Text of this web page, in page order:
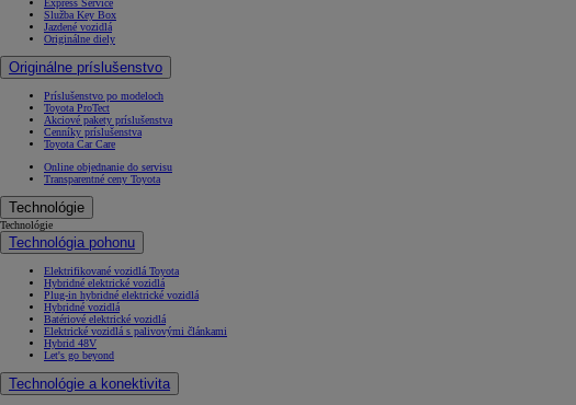
Express Service
Služba Key Box
Jazdené vozidlá
Originálne diely
Originálne príslušenstvo
Príslušenstvo po modeloch
Toyota ProTect
Akciové pakety príslušenstva
Cenníky príslušenstva
Toyota Car Care
Online objednanie do servisu
Transparentné ceny Toyota
Technológie
Technológie
Technológia pohonu
Elektrifikované vozidlá Toyota
Hybridné elektrické vozidlá
Plug-in hybridné elektrické vozidlá
Hybridné vozidlá
Batériové elektrické vozidlá
Elektrické vozidlá s palivovými článkami
Hybrid 48V
Let's go beyond
Technológie a konektivita